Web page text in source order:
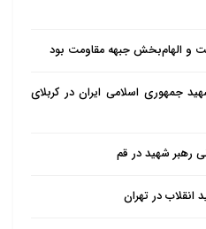
و الهام‌بخش جبهه مقاومت بود
جمهوری اسلامی ایران در کربلای
رهبر شهید در قم
انقلاب در تهران